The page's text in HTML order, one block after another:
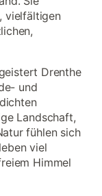
vielfältigen
Drenthe
und
Landschaft,
fühlen sich
viel
Himmel